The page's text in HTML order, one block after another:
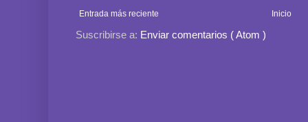
Entrada más reciente Inicio
Suscribirse a: Enviar comentarios ( Atom )